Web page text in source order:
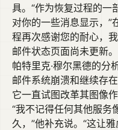
具。“作为恢复过程的一
对你的一些消息显示，”
程再次感谢您的耐心，
邮件状态页面尚未更新。
帕特里克·穆尔黑德的分
邮件系统崩溃和继续存
它一直试图改革其图像
“我不记得任何其他服务
久，”他补充说。“这让